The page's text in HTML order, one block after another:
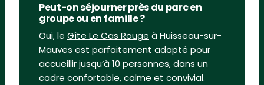
Peut-on séjourner près du parc en
groupe ou en famille ?
Oui, le Gîte Le Cas Rouge à Huisseau-sur-
Mauves est parfaitement adapté pour
accueillir jusqu’à 10 personnes, dans un
cadre confortable, calme et convivial.